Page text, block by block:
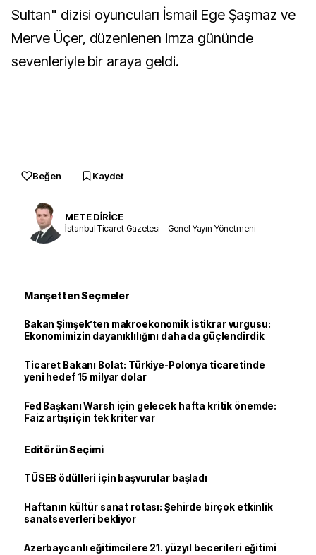
Sultan" dizisi oyuncuları İsmail Ege Şaşmaz ve
Merve Üçer, düzenlenen imza gününde
sevenleriyle bir araya geldi.
Beğen Kaydet
METE DİRİCE
İstanbul Ticaret Gazetesi – Genel Yayın Yönetmeni
Manşetten Seçmeler
Bakan Şimşek’ten makroekonomik istikrar vurgusu:
Ekonomimizin dayanıklılığını daha da güçlendirdik
Ticaret Bakanı Bolat: Türkiye-Polonya ticaretinde
yeni hedef 15 milyar dolar
Fed Başkanı Warsh için gelecek hafta kritik önemde:
Faiz artışı için tek kriter var
Editörün Seçimi
TÜSEB ödülleri için başvurular başladı
Haftanın kültür sanat rotası: Şehirde birçok etkinlik
sanatseverleri bekliyor
Azerbaycanlı eğitimcilere 21. yüzyıl becerileri eğitimi